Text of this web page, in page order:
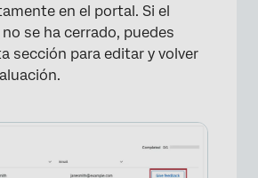
en el portal. Si el
se ha cerrado, puedes
sección para editar y volver